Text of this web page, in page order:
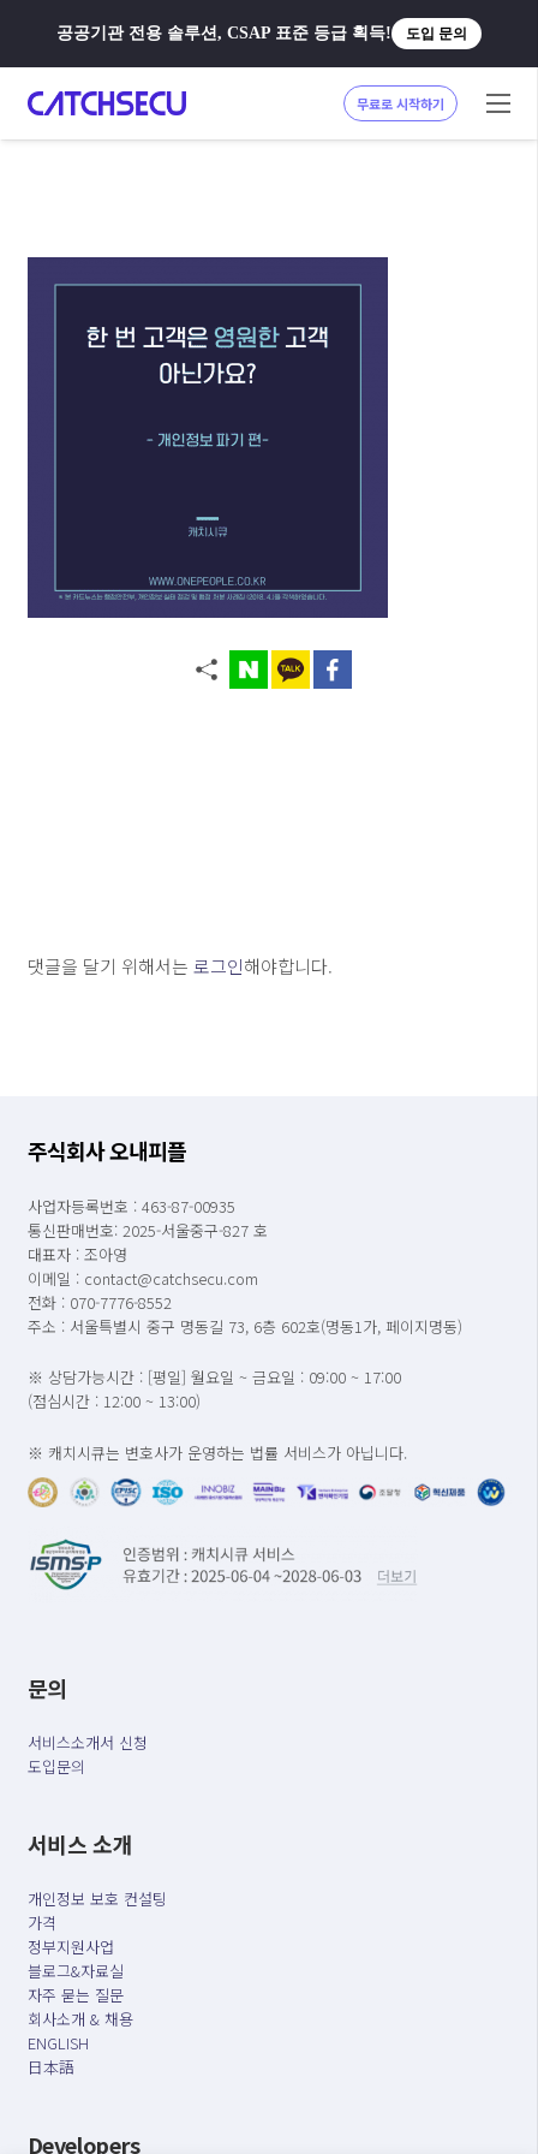
공공기관 전용 솔루션, CSAP 표준 등급 획득! 도입 문의
무료로 시작하기
댓글을 달기 위해서는 로그인해야합니다.
주식회사 오내피플
사업자등록번호 : 463-87-00935
통신판매번호: 2025-서울중구-827 호
대표자 : 조아영
이메일 : contact@catchsecu.com
전화 : 070-7776-8552
주소 : 서울특별시 중구 명동길 73, 6층 602호(명동1가, 페이지명동)
※ 상담가능시간 : [평일] 월요일 ~ 금요일 : 09:00 ~ 17:00
(점심시간 : 12:00 ~ 13:00)
※ 캐치시큐는 변호사가 운영하는 법률 서비스가 아닙니다.
문의
서비스소개서 신청
도입문의
서비스 소개
개인정보 보호 컨설팅
가격
정부지원사업
블로그&자료실
자주 묻는 질문
회사소개 & 채용
ENGLISH
日本語
Developers